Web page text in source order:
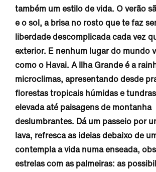
também um estilo de vida. O verão
e o sol, a brisa no rosto que te faz
liberdade descomplicada cada vez
exterior. E nenhum lugar do mundo
como o Havai. A Ilha Grande é a
microclimas, apresentando desde
florestas tropicais húmidas e
elevada até paisagens de montanha
deslumbrantes. Dá um passeio por
lava, refresca as ideias debaixo de
contempla a vida numa enseada,
estrelas com as palmeiras: as